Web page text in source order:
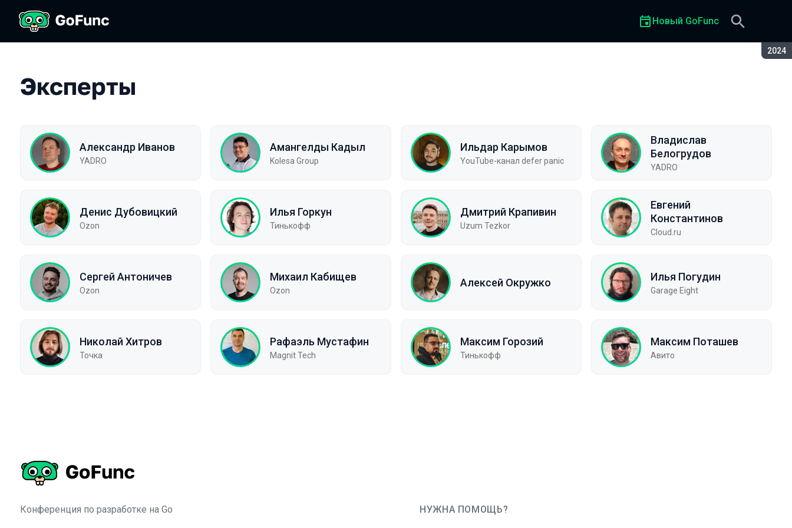
2024
Новый GoFunc
Эксперты
Александр Иванов
YADRO
Амангелды Кадыл
Kolesa Group
Ильдар Карымов
YouTube-канал defer panic
Владислав
Белогрудов
YADRO
Денис Дубовицкий
Ozon
Илья Горкун
Тинькофф
Дмитрий Крапивин
Uzum Tezkor
Евгений
Константинов
Cloud.ru
Сергей Антоничев
Ozon
Михаил Кабищев
Ozon
Алексей Окружко Илья Погудин
Garage Eight
Николай Хитров
Точка
Рафаэль Мустафин
Magnit Tech
Максим Горозий
Тинькофф
Максим Поташев
Авито
Конференция по разработке на Go
НУЖНА ПОМОЩЬ?